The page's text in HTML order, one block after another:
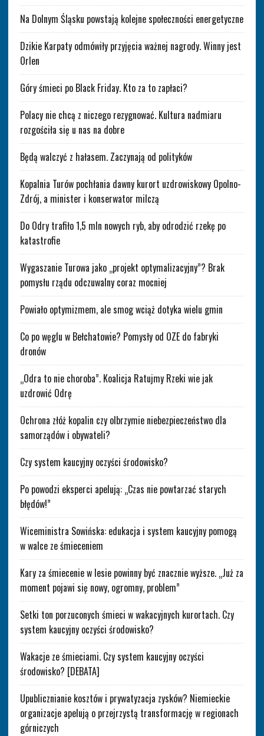
Na Dolnym Śląsku powstają kolejne społeczności energetyczne
Dzikie Karpaty odmówiły przyjęcia ważnej nagrody. Winny jest
Orlen
Góry śmieci po Black Friday. Kto za to zapłaci?
Polacy nie chcą z niczego rezygnować. Kultura nadmiaru
rozgościła się u nas na dobre
Będą walczyć z hałasem. Zaczynają od polityków
Kopalnia Turów pochłania dawny kurort uzdrowiskowy Opolno-
Zdrój, a minister i konserwator milczą
Do Odry trafiło 1,5 mln nowych ryb, aby odrodzić rzekę po
katastrofie
Wygaszanie Turowa jako „projekt optymalizacyjny”? Brak
pomysłu rządu odczuwalny coraz mocniej
Powiało optymizmem, ale smog wciąż dotyka wielu gmin
Co po węglu w Bełchatowie? Pomysły od OZE do fabryki
dronów
„Odra to nie choroba”. Koalicja Ratujmy Rzeki wie jak
uzdrowić Odrę
Ochrona złóż kopalin czy olbrzymie niebezpieczeństwo dla
samorządów i obywateli?
Czy system kaucyjny oczyści środowisko?
Po powodzi eksperci apelują: „Czas nie powtarzać starych
błędów!”
Wiceministra Sowińska: edukacja i system kaucyjny pomogą
w walce ze śmieceniem
Kary za śmiecenie w lesie powinny być znacznie wyższe. „Już za
moment pojawi się nowy, ogromny, problem”
Setki ton porzuconych śmieci w wakacyjnych kurortach. Czy
system kaucyjny oczyści środowisko?
Wakacje ze śmieciami. Czy system kaucyjny oczyści
środowisko? [DEBATA]
Upublicznianie kosztów i prywatyzacja zysków? Niemieckie
organizacje apelują o przejrzystą transformację w regionach
górniczych